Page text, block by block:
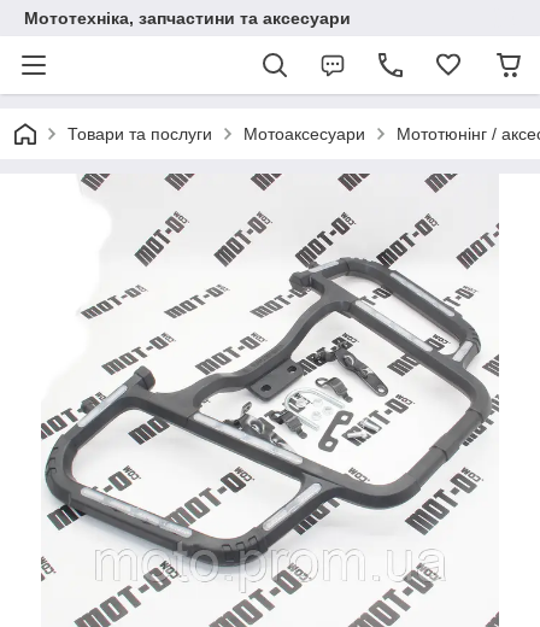
Мототехніка, запчастини та аксесуари
Товари та послуги Мотоаксесуари Мототюнінг /